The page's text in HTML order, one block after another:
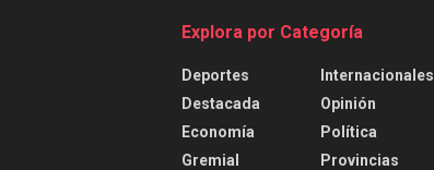
Explora por Categoría
Deportes
Destacada
Economía
Gremial
Internacionales
Opinión
Política
Provincias